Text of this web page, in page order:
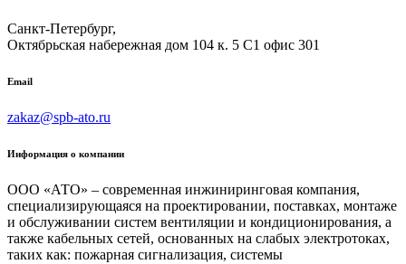
Санкт-Петербург,
Октябрьская набережная дом 104 к. 5 С1 офис 301
Email
zakaz@spb-ato.ru
Информация о компании
ООО «АТО» – современная инжиниринговая компания,
специализирующаяся на проектировании, поставках, монтаже
и обслуживании систем вентиляции и кондиционирования, а
также кабельных сетей, основанных на слабых электротоках,
таких как: пожарная сигнализация, системы